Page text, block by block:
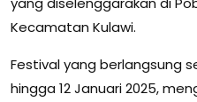
Kecamatan Kulawi.
Festival yang berlangsung
hingga 12 Januari 2025,